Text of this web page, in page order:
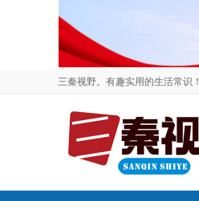
三秦视野。有趣实用的生活常识！